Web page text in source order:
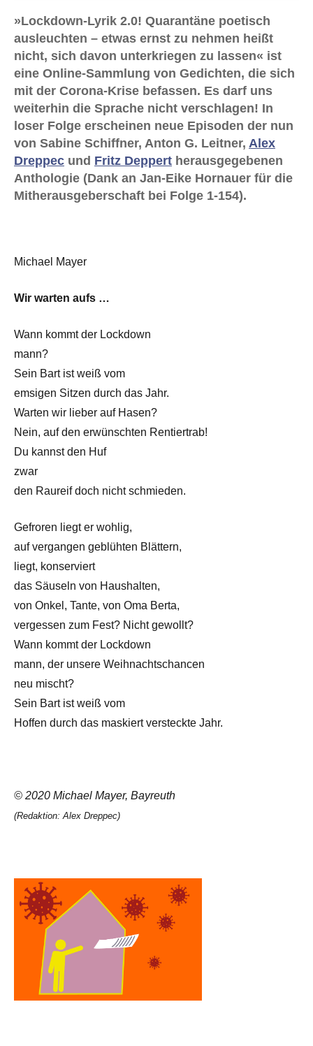
»Lockdown-Lyrik 2.0! Quarantäne poetisch
ausleuchten – etwas ernst zu nehmen heißt
nicht, sich davon unterkriegen zu lassen« ist
eine Online-Sammlung von Gedichten, die sich
mit der Corona-Krise befassen. Es darf uns
weiterhin die Sprache nicht verschlagen! In
loser Folge erscheinen neue Episoden der nun
von Sabine Schiffner, Anton G. Leitner, Alex
Dreppec und Fritz Deppert herausgegebenen
Anthologie (Dank an Jan-Eike Hornauer für die
Mitherausgeberschaft bei Folge 1-154).
Michael Mayer
Wir warten aufs …
Wann kommt der Lockdown
mann?
Sein Bart ist weiß vom
emsigen Sitzen durch das Jahr.
Warten wir lieber auf Hasen?
Nein, auf den erwünschten Rentiertrab!
Du kannst den Huf
zwar
den Raureif doch nicht schmieden.
Gefroren liegt er wohlig,
auf vergangen geblühten Blättern,
liegt, konserviert
das Säuseln von Haushalten,
von Onkel, Tante, von Oma Berta,
vergessen zum Fest? Nicht gewollt?
Wann kommt der Lockdown
mann, der unsere Weihnachtschancen
neu mischt?
Sein Bart ist weiß vom
Hoffen durch das maskiert versteckte Jahr.
© 2020 Michael Mayer, Bayreuth
(Redaktion: Alex Dreppec)